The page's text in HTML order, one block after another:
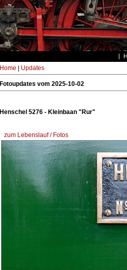
Home Updates
Fotoupdates vom 2025-10-02
Henschel 5276 - Kleinbaan "Rur"
zum Lebenslauf / Fotos